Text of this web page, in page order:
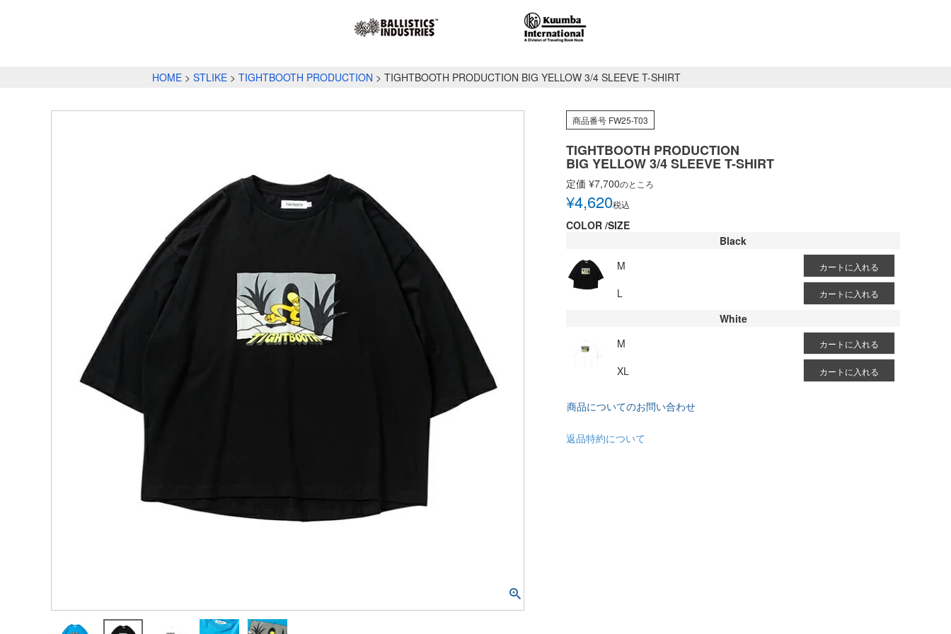
HOME STLIKE TIGHTBOOTH PRODUCTION TIGHTBOOTH PRODUCTION BIG YELLOW 3/4 SLEEVE T-SHIRT
商品番号 FW25-T03
TIGHTBOOTH PRODUCTION
BIG YELLOW 3/4 SLEEVE T-SHIRT
定価 ¥7,700のところ
¥4,620税込
COLOR SIZE
Black
M
カートに入れる
L カートに入れる
White
M
カートに入れる
XL カートに入れる
商品についてのお問い合わせ
返品特約について